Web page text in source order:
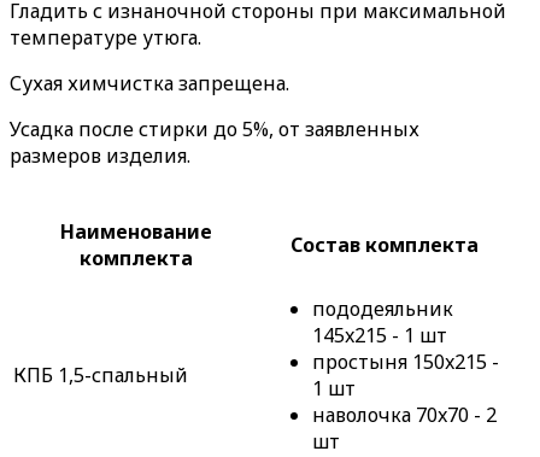
Гладить с изнаночной стороны при максимальной
температуре утюга.
Сухая химчистка запрещена.
Усадка после стирки до 5%, от заявленных
размеров изделия.
Наименование
комплекта
Состав комплекта
КПБ 1,5-спальный
пододеяльник
145x215 - 1 шт
простыня 150x215 -
1 шт
наволочка 70x70 - 2
шт